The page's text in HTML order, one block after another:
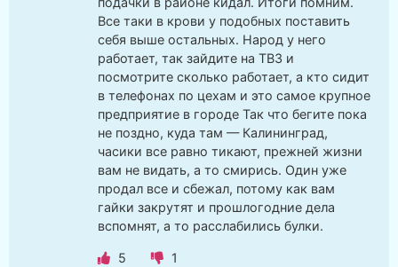
Все таки в крови у подобных поставить
себя выше остальных. Народ у него
работает, так зайдите на ТВЗ и
посмотрите сколько работает, а кто сидит
в телефонах по цехам и это самое крупное
предприятие в городе Так что бегите пока
не поздно, куда там — Калининград,
часики все равно тикают, прежней жизни
вам не видать, а то смирись. Один уже
продал все и сбежал, потому как вам
гайки закрутят и прошлогодние дела
вспомнят, а то расслабились булки.
5 1